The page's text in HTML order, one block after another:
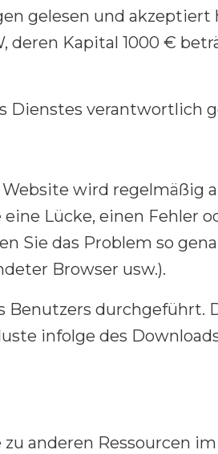
gelesen und akzeptiert
deren Kapital 1000 €
Dienstes verantwortlich
wird regelmäßig
Lücke, einen Fehler
Sie das Problem so
Browser usw.).
durchgeführt.
infolge des
anderen Ressourcen